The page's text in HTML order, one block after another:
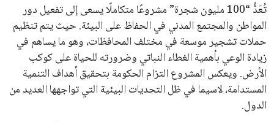
تُعَدُّ “100 مليون شجرة” مشروعًا متكاملًا يسعى إلى تفعيل دور
المواطن والمجتمع المدني في الحفاظ على البيئة. حيث يتم تنظيم
حملات تشجير موسعة في مختلف المحافظات، وهو ما يساهم في
زيادة الوعي بأهمية الغطاء النباتي وضرورته للحياة على كوكب
الأرض. ويعكس المشروع التزام الحكومة بتحقيق أهداف التنمية
المستدامة، لاسيما في ظل التحديات البيئية التي تواجهها العديد من
الدول.